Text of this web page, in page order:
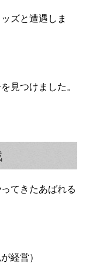
ズと遭遇しま
見つけました。
てきたあばれる
経営）